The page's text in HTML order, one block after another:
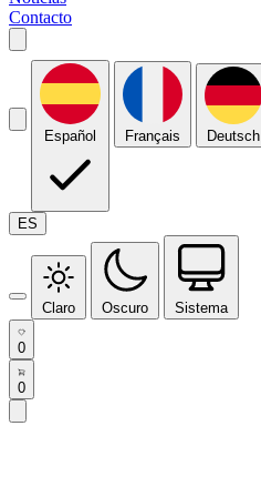
Contacto
Español Français Deutsch
ES
Claro Oscuro Sistema
0
0